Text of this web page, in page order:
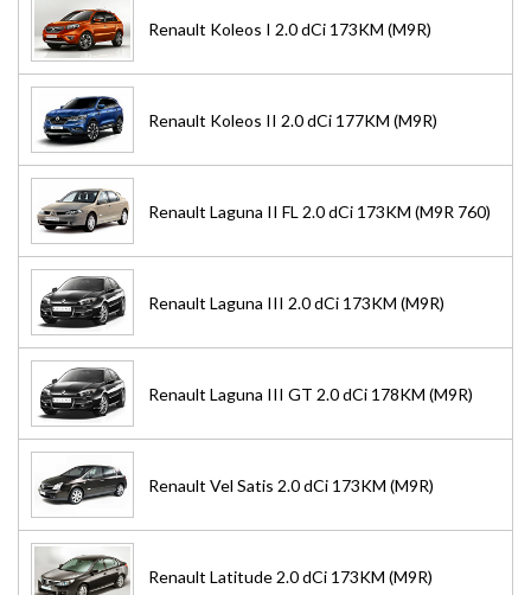
Renault Koleos I 2.0 dCi 173KM (M9R)
Renault Koleos II 2.0 dCi 177KM (M9R)
Renault Laguna II FL 2.0 dCi 173KM (M9R 760)
Renault Laguna III 2.0 dCi 173KM (M9R)
Renault Laguna III GT 2.0 dCi 178KM (M9R)
Renault Vel Satis 2.0 dCi 173KM (M9R)
Renault Latitude 2.0 dCi 173KM (M9R)